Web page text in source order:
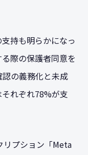
持も明らかになっ
際の保護者同意を
の義務化と未成
れぞれ78%が支
リプション「Meta